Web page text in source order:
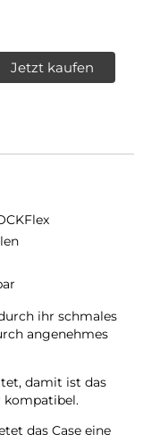
Jetzt kaufen
ihr schmales
angenehmes
damit ist das
kompatibel.
das Case eine